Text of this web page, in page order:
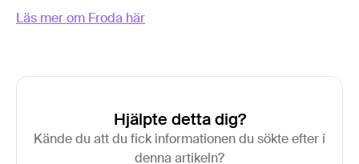
Läs mer om Froda här
Hjälpte detta dig?
Kände du att du fick informationen du sökte efter i
denna artikeln?